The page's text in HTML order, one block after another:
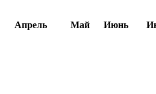
Апрель Май Июнь